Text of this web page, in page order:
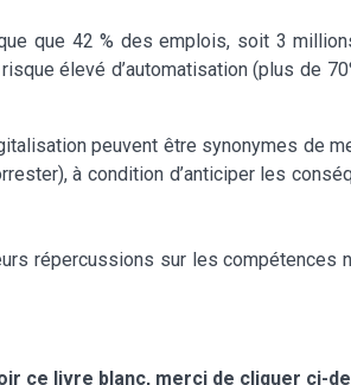
que 42 % des emplois, soit 3
élevé d’automatisation (plus de
peuvent être synonymes de
à condition d’anticiper les
répercussions sur les
ce livre blanc, merci de cliquer ci-